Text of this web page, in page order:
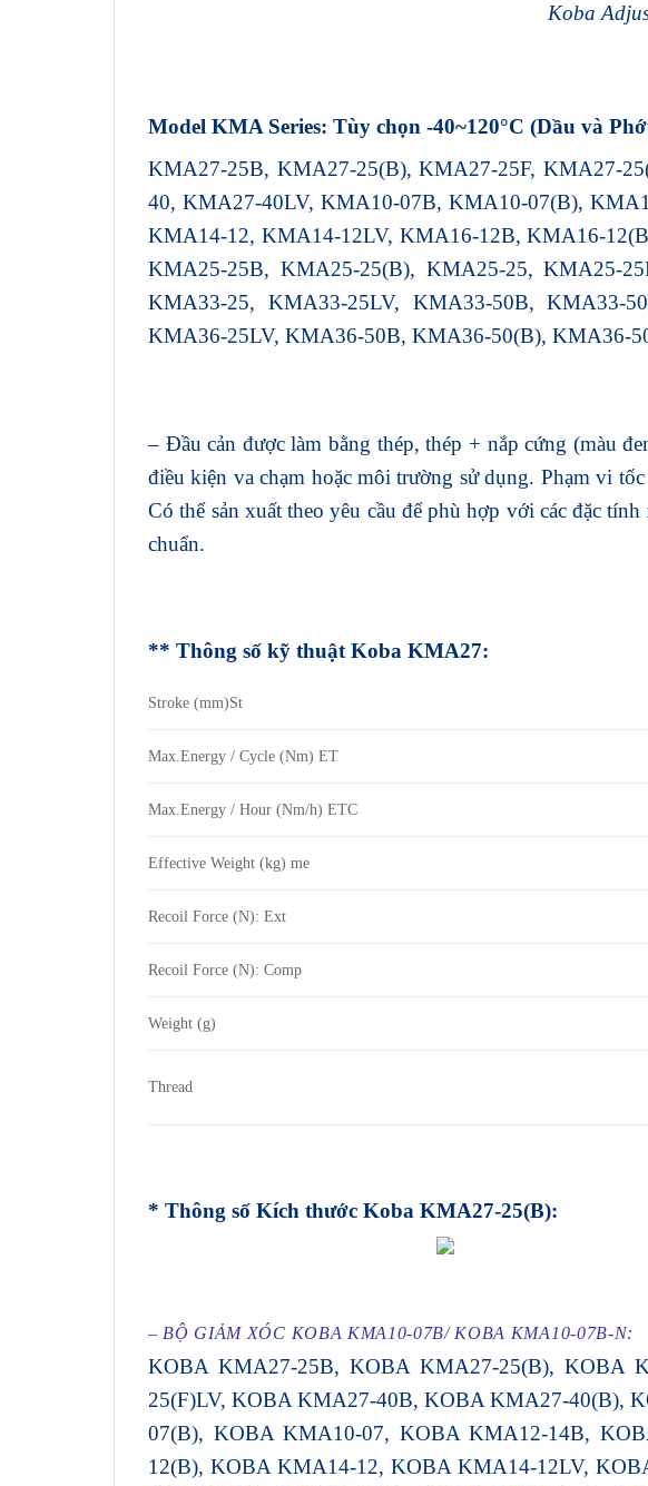
Koba
Model KMA Series: Tùy chọn -40~120°C (Dầu và
KMA27-25B, KMA27-25(B), KMA27-25F, KMA27-
40, KMA27-40LV, KMA10-07B, KMA10-07(B),
KMA14-12, KMA14-12LV, KMA16-12B, KMA16-
KMA25-25B, KMA25-25(B), KMA25-25, KMA25-
KMA33-25, KMA33-25LV, KMA33-50B, KMA33-
KMA36-25LV, KMA36-50B, KMA36-50(B), KMA36-
– Đầu cản được làm bằng thép, thép + nắp cứng (màu
điều kiện va chạm hoặc môi trường sử dụng. Phạm vi
Có thể sản xuất theo yêu cầu để phù hợp với các đặc
chuẩn.
** Thông số kỹ thuật Koba KMA27:
Stroke (mm)St
Max.Energy / Cycle (Nm) ET
Max.Energy / Hour (Nm/h) ETC
Effective Weight (kg) me
Recoil Force (N): Ext
Recoil Force (N): Comp
Weight (g)
Thread
* Thông số Kích thước Koba KMA27-25(B):
– BỘ GIẢM XÓC KOBA KMA10-07B/ KOBA KMA10-07B-N:
KOBA KMA27-25B, KOBA KMA27-25(B), KOBA
25(F)LV, KOBA KMA27-40B, KOBA KMA27-40(B),
07(B), KOBA KMA10-07, KOBA KMA12-14B,
12(B), KOBA KMA14-12, KOBA KMA14-12LV,